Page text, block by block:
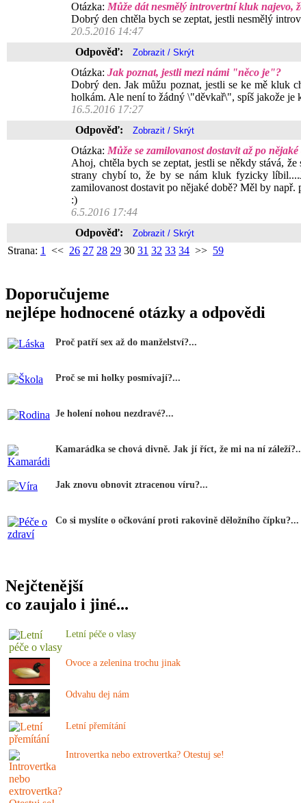
Otázka: Může dát nesmělý introvertní kluk najevo,
Dobrý den chtěla bych se zeptat, jestli nesmělý
20.5.2016 14:47
Odpověď:
Otázka: Jak poznat, jestli mezi námi "něco je"?
Dobrý den. Jak můžu poznat, jestli se ke mě kluk
holkám. Ale není to žádný \"děvkař\", spíš jakože je
16.5.2016 17:27
Odpověď:
Otázka: Může se zamilovanost dostavit až po
Ahoj, chtěla bych se zeptat, jestli se někdy stává,
strany chybí to, že by se nám kluk fyzicky
zamilovanost dostavit po nějaké době? Měl by
:)
6.5.2016 17:44
Odpověď:
Strana: 1 << 26 27 28 29 30 31 32 33 34 >> 59
Doporučujeme
nejlépe hodnocené otázky a odpovědi
Proč patří sex až do manželství?...
Proč se mi holky posmívají?...
Je holení nohou nezdravé?...
Kamarádka se chová divně. Jak jí říct, že mi na ní
Jak znovu obnovit ztracenou víru?...
Co si myslíte o očkování proti rakovině děložního čípku?...
Nejčtenější
co zaujalo i jiné...
Letní péče o vlasy
Ovoce a zelenina trochu jinak
Odvahu dej nám
Letní přemítání
Introvertka nebo extrovertka? Otestuj se!